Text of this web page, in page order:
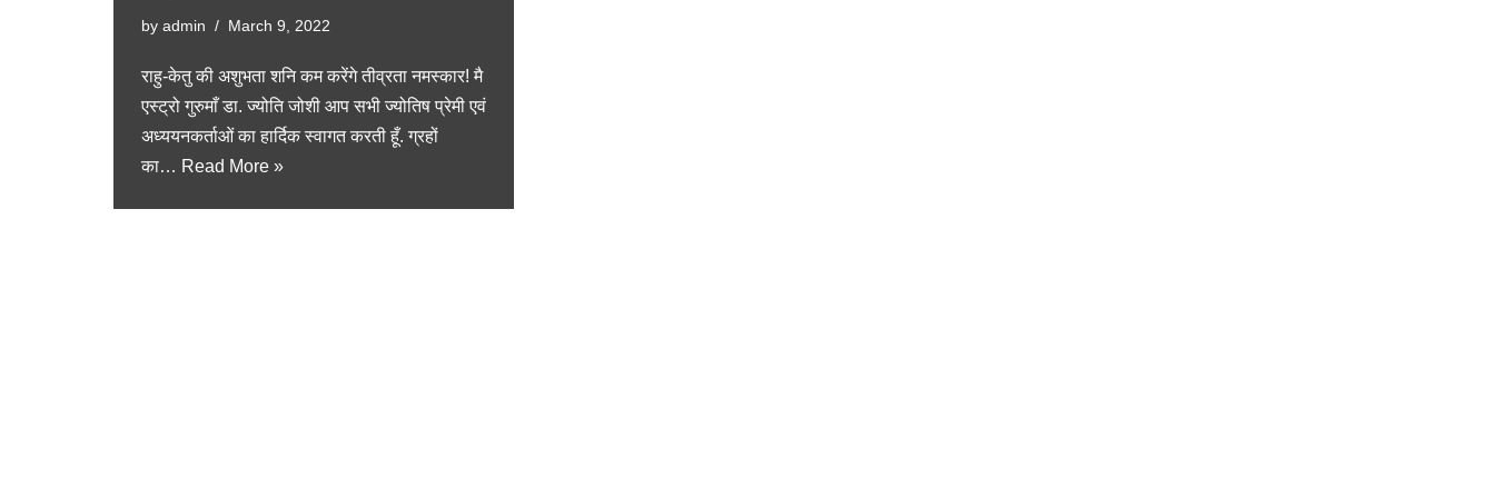
by admin March 9, 2022
राहु-केतु की अशुभता शनि कम करेंगे तीव्रता नमस्कार! मै
एस्ट्रो गुरुमाँ डा. ज्योति जोशी आप सभी ज्योतिष प्रेमी एवं
अध्ययनकर्ताओं का हार्दिक स्वागत करती हूँ. ग्रहों
का… Read More »